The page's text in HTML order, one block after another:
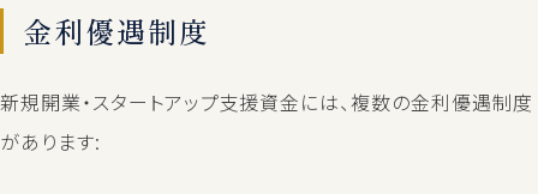
金利優遇制度
新規開業・スタートアップ支援資金には、複数の金利優遇制度
があります: